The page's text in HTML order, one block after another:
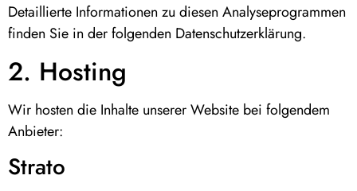
Detaillierte Informationen zu diesen Analyseprogrammen
finden Sie in der folgenden Datenschutzerklärung.
2. Hosting
Wir hosten die Inhalte unserer Website bei folgendem
Anbieter:
Strato